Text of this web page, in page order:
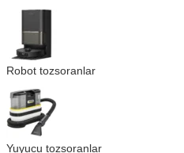
Robot tozsoranlar
Yuyucu tozsoranlar